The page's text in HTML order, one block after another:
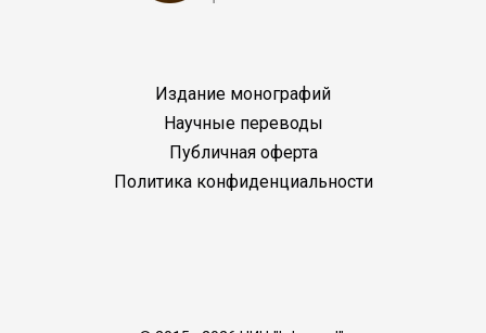
Издание монографий
Научные переводы
Публичная оферта
Политика конфиденциальности